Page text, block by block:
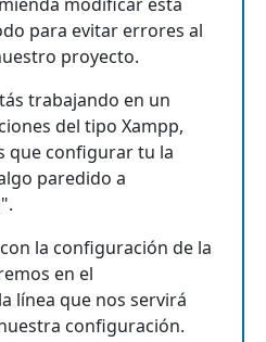
para evitar errores al
proyecto.
trabajando en un
del tipo Xampp,
que configurar tu la
paredido a
la configuración de la
en el
línea que nos servirá
configuración.